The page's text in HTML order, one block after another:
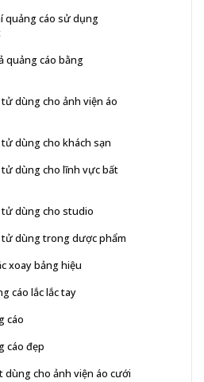
quảng cáo sử dụng
quảng cáo bằng
dùng cho ảnh viện áo
dùng cho khách sạn
tử dùng cho lĩnh vực bất
tử dùng cho studio
tử dùng trong dược phẩm
xoay bảng hiệu
cáo lắc lắc tay
cáo
cáo đẹp
dùng cho ảnh viện áo cưới